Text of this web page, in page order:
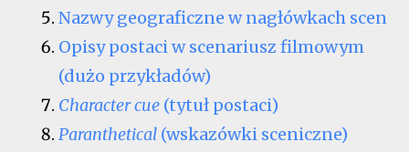
Nazwy geograficzne w nagłówkach scen
Opisy postaci w scenariusz filmowym
(dużo przykładów)
Character cue (tytuł postaci)
Paranthetical (wskazówki sceniczne)